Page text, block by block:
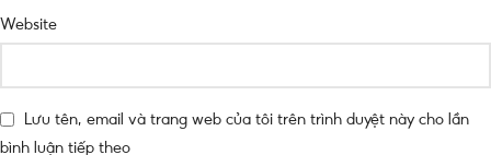
Website
Lưu tên, email và trang web của tôi trên trình duyệt này cho lần
bình luận tiếp theo